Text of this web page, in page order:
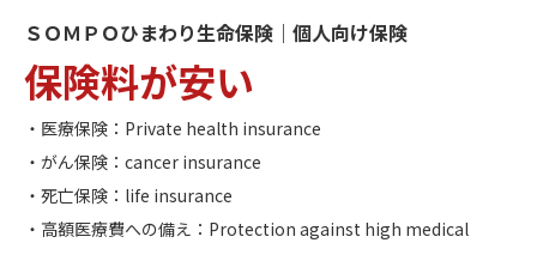
ＳＯＭＰＯひまわり生命保険｜個人向け保険
保険料が安い
・医療保険：Private health insurance
・がん保険：cancer insurance
・死亡保険：life insurance
・高額医療費への備え：Protection against high medical